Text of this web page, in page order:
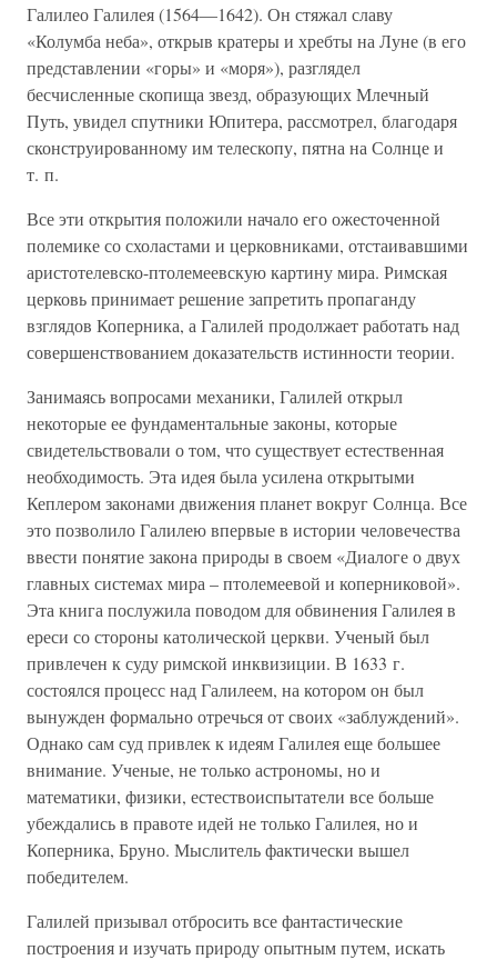
Галилео Галилея (1564—1642). Он стяжал славу
«Колумба неба», открыв кратеры и хребты на Луне (в его
представлении «горы» и «моря»), разглядел
бесчисленные скопища звезд, образующих Млечный
Путь, увидел спутники Юпитера, рассмотрел, благодаря
сконструированному им телескопу, пятна на Солнце и
т. п.
Все эти открытия положили начало его ожесточенной
полемике со схоластами и церковниками, отстаивавшими
аристотелевско-птолемеевскую картину мира. Римская
церковь принимает решение запретить пропаганду
взглядов Коперника, а Галилей продолжает работать над
совершенствованием доказательств истинности теории.
Занимаясь вопросами механики, Галилей открыл
некоторые ее фундаментальные законы, которые
свидетельствовали о том, что существует естественная
необходимость. Эта идея была усилена открытыми
Кеплером законами движения планет вокруг Солнца. Все
это позволило Галилею впервые в истории человечества
ввести понятие закона природы в своем «Диалоге о двух
главных системах мира – птолемеевой и коперниковой».
Эта книга послужила поводом для обвинения Галилея в
ереси со стороны католической церкви. Ученый был
привлечен к суду римской инквизиции. В 1633 г.
состоялся процесс над Галилеем, на котором он был
вынужден формально отречься от своих «заблуждений».
Однако сам суд привлек к идеям Галилея еще большее
внимание. Ученые, не только астрономы, но и
математики, физики, естествоиспытатели все больше
убеждались в правоте идей не только Галилея, но и
Коперника, Бруно. Мыслитель фактически вышел
победителем.
Галилей призывал отбросить все фантастические
построения и изучать природу опытным путем, искать